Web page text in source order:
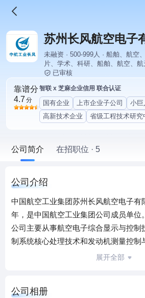
苏州长风航空电子
未融资 · 500-999人 · 船舶、航空
片、学术、科研、船舶、航空、
已审核
靠谱分
4.7 分
智联 x 芝麻企业信用 联合认证
国有企业 上市企业子公司 小巨
高新技术企业
省级工程技术研究
公司简介 在招职位 · 5
公司介绍
中国航空工业集团苏州长风航空电子有
年，是中国航空工业集团公司成员单位。
公司主要从事航空电子综合显示与控制
制系统核心处理技术和发动机测量控制
装备应用开发，承担众多国家航空装备
通等非航空防务及民用领域市场。
展开全部
公司相册